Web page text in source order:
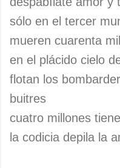
sólo en el tercer
mueren cuarenta
en el plácido cielo
flotan los
buitres
cuatro millones
la codicia depila la